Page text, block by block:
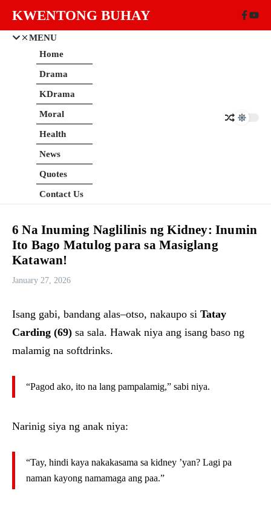
KWENTONG BUHAY
MENU
Home
Drama
KDrama
Moral
Health
News
Quotes
Contact Us
6 Na Inuming Naglilinis ng Kidney: Inumin
Ito Bago Matulog para sa Masiglang
Katawan!
January 27, 2026
Isang gabi, bandang alas–otso, nakaupo si Tatay
Carding (69) sa sala. Hawak niya ang isang baso ng
malamig na softdrinks.
“Pagod ako, ito na lang pampalamig,” sabi niya.
Narinig siya ng anak niya:
“Tay, hindi kaya nakakasama sa kidney ’yan? Lagi pa
naman kayong namamaga ang paa.”